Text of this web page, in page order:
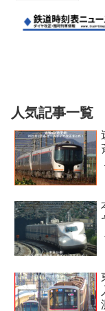
人気記事一覧